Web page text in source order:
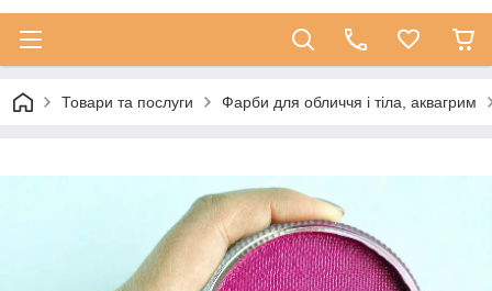
Товари та послуги Фарби для обличчя і тіла, аквагрим